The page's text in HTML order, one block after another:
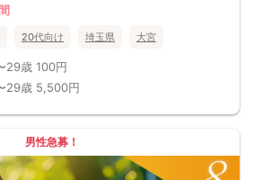
20代向け 埼玉県 大宮
29歳 100円
29歳 5,500円
男性急募！